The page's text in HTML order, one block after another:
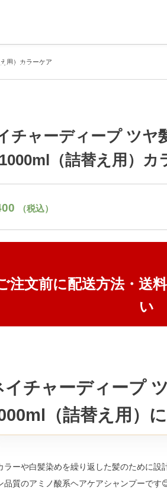
する表記
用）カラーケア
チャーディープ ツヤ
（詰替え用）カ
（税込）
注文前に配送方法・送
い
イチャーディープ
（詰替え用）
ラーや白髪染めを繰り返した髪のために設
品質のアミノ酸系ヘアケアシャンプーです